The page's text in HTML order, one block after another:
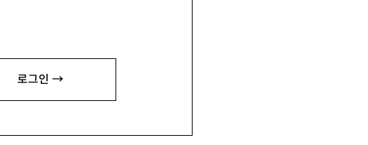
로그인 →
뮤지컬시장은 2000년대 들어서